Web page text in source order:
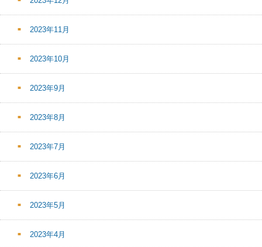
2023年11月
2023年10月
2023年9月
2023年8月
2023年7月
2023年6月
2023年5月
2023年4月